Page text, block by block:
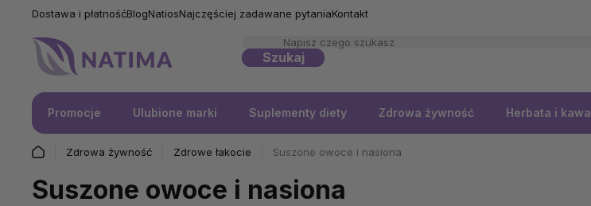
Dostawa i płatnośćBlogNatiosNajczęściej zadawane pytaniaKontakt
Szukaj
Promocje Ulubione marki Suplementy diety Zdrowa żywność Herbata i kawa
Zdrowa żywność Zdrowe łakocie Suszone owoce i nasiona
Suszone owoce i nasiona